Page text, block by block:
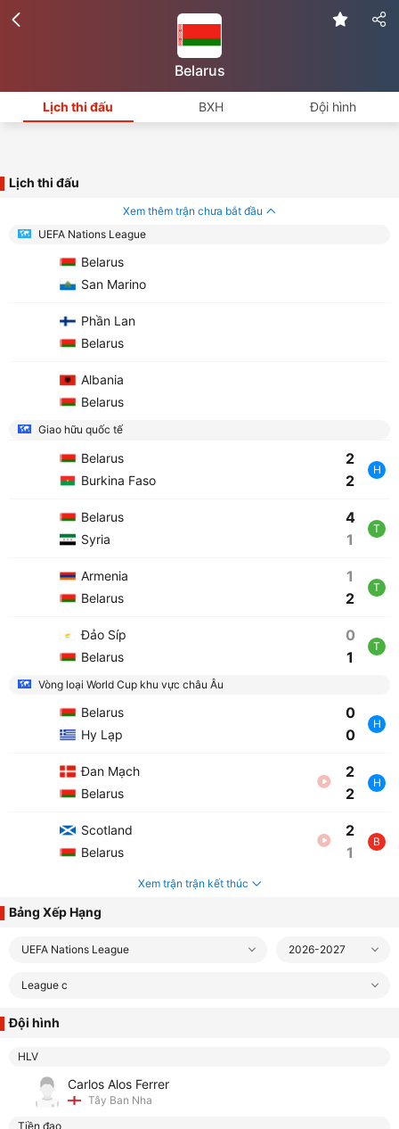
Belarus
Lịch thi đấu BXH Đội hình
Lịch thi đấu
Xem thêm trận chưa bắt đầu
UEFA Nations League
Belarus
San Marino
Phần Lan
Belarus
Albania
Belarus
Giao hữu quốc tế
Belarus
Burkina Faso
2
2
H
Belarus
Syria
4
1
T
Armenia
Belarus
1
2
T
Đảo Síp
Belarus
0
1
T
Vòng loại World Cup khu vực châu Âu
Belarus
Hy Lạp
0
0
H
Đan Mạch
Belarus
2
2
H
Scotland
Belarus
2
1
B
Xem trận trận kết thúc
Bảng Xếp Hạng
UEFA Nations League 2026-2027
League c
Đội hình
HLV
Carlos Alos Ferrer
Tây Ban Nha
Tiền đạo